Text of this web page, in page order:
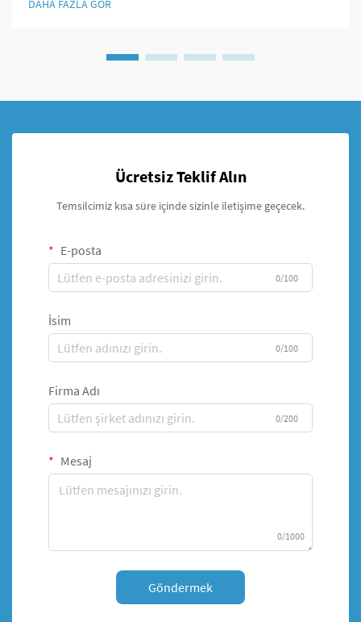
DAHA FAZLA GÖR
Ücretsiz Teklif Alın
Temsilcimiz kısa süre içinde sizinle iletişime geçecek.
E-posta
0/100
İsim
0/100
Firma Adı
0/200
Mesaj
0/1000
Göndermek